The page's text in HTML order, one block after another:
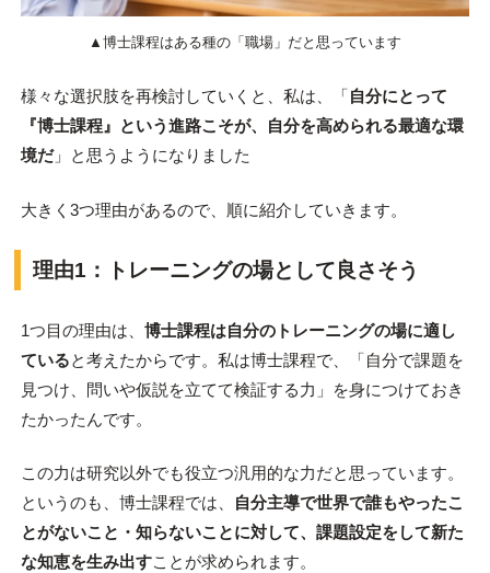
▲博士課程はある種の「職場」だと思っています
様々な選択肢を再検討していくと、私は、「 自分にとって
『博士課程』という進路こそが、自分を高められる最適な環
境だ」と思うようになりました
大きく3つ理由があるので、順に紹介していきます。
理由1：トレーニングの場として良さそう
1つ目の理由は、 博士課程は自分のトレーニングの場に適し
ていると考えたからです。私は博士課程で、「自分で課題を
見つけ、問いや仮説を立てて検証する力」を身につけておき
たかったんです。
この力は研究以外でも役立つ汎用的な力だと思っています。
というのも、博士課程では、
自分主導で世界で誰もやったこ
とがないこと・知らないことに対して、課題設定をして新た
な知恵を生み出すことが求められます。